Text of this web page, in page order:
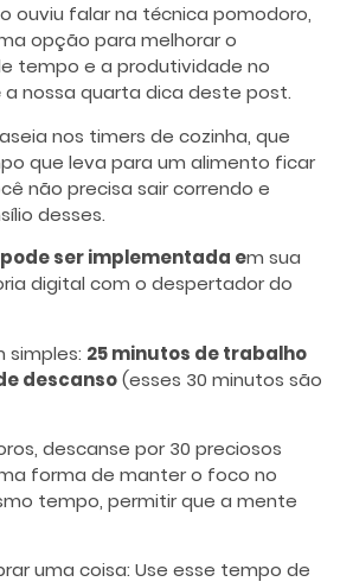
ouviu falar na técnica pomodoro,
opção para melhorar o
tempo e a produtividade no
a nossa quarta dica deste post.
nos timers de cozinha, que
que leva para um alimento ficar
não precisa sair correndo e
desses.
ser implementada em sua
digital com o despertador do
simples: 25 minutos de trabalho
descanso(esses 30 minutos são
descanse por 30 preciosos
forma de manter o foco no
tempo, permitir que a mente
uma coisa: Use esse tempo de